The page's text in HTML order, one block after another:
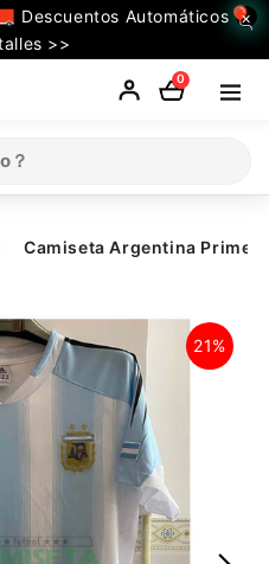
Descuentos Automáticos
>>
×
0
Camiseta Argentina
21%